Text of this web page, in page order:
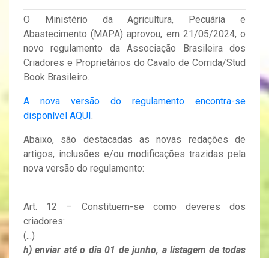
O Ministério da Agricultura, Pecuária e
Abastecimento (MAPA) aprovou, em 21/05/2024, o
novo regulamento da Associação Brasileira dos
Criadores e Proprietários do Cavalo de Corrida/Stud
Book Brasileiro.
A nova versão do regulamento encontra-se
disponível AQUI .
Abaixo, são destacadas as novas redações de
artigos, inclusões e/ou modificações trazidas pela
nova versão do regulamento:
Art. 12 – Constituem-se como deveres dos
criadores:
(...)
h) enviar até o dia 01 de junho, a listagem de todas